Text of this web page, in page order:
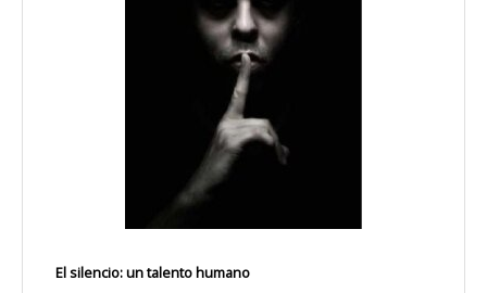
El silencio: un talento humano